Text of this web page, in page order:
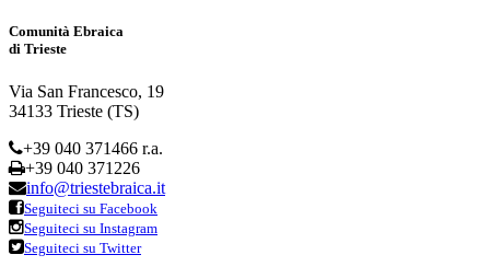
Comunità Ebraica
di Trieste
Via San Francesco, 19
34133 Trieste (TS)
+39 040 371466 r.a.
+39 040 371226
info@triestebraica.it
Seguiteci su Facebook
Seguiteci su Instagram
Seguiteci su Twitter